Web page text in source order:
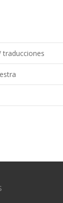
traducciones